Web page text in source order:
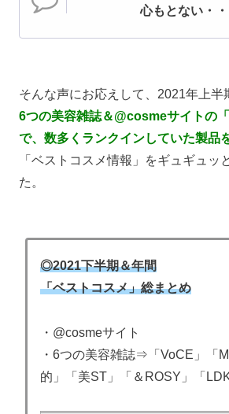
心もとない・・
そんな声にお応えして、2021年上半
6つの美容雑誌＆@cosmeサイトの「
で、数多くランクインしていた製品
「ベストコスメ情報」をギュギュッ
た。
◎2021下半期＆年間
「ベストコスメ」総まとめ
・@cosmeサイト
・6つの美容雑誌⇒「VoCE」「
的」「美ST」「＆ROSY」「